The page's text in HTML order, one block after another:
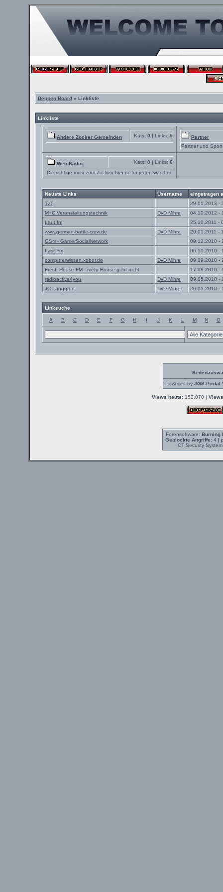
Deppen Board» Linkliste
Linkliste
Andere Zocker Gemeinden Kats: 0 | Links: 5
Partner
Partner und
Web-Radio Kats: 0 | Links: 6
Die richtige musi zum Zocken hier ist für jeden was bei
Neuste Links Username
eingetragen
TzT
29.01.2013 -
M+C Veranstaltungstechnik
DvD Mihre
04.10.2012 -
Laut.fm
25.10.2011 -
www.german-battle-crew.de
DvD Mihre
29.01.2011 -
GSN - GamerSocialNetwork
09.12.2010 -
Last Fm
06.10.2010 -
computerwissen.xobor.de
DvD Mihre
09.09.2010 -
Fresh House FM - mehr House geht nicht
17.08.2010 -
radioactive4you
DvD Mihre
09.05.2010 -
JC-Langgrün
DvD Mihre 26.03.2010 -
Linksuche
A B C D E F G H I J K L M N O
Powered by JGS-Portal
Views heute:152.070 |
Forensoftware: Burning
Geblockte Angriffe:4 |
CT Security